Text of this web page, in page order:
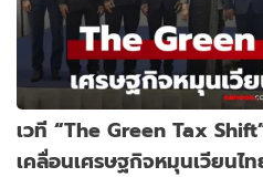
เวที “The Green Tax
เคลื่อนเศรษฐกิจหมุนเวียนไ